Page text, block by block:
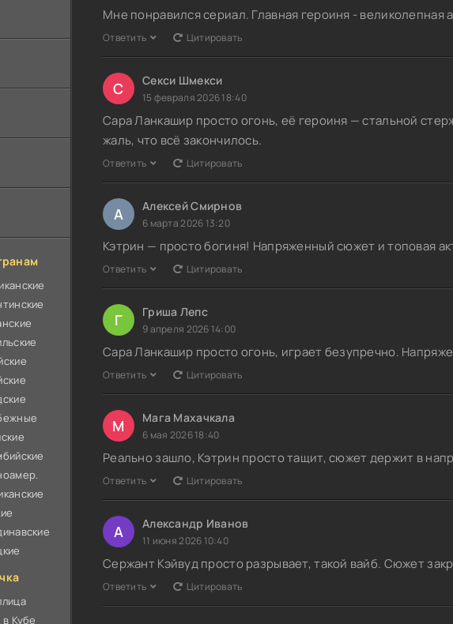
в Кубе
Мне понравился сериал. Главная героиня - великолепная
Ответить Цитировать
С Секси Шмекси
15 февраля 2026 18:40
Сара Ланкашир просто огонь, её героиня — стальной
жаль, что всё закончилось.
Ответить Цитировать
А Алексей Смирнов
6 марта 2026 13:20
Кэтрин — просто богиня! Напряженный сюжет и топовая
Ответить Цитировать
Г Гриша Лепс
9 апреля 2026 14:00
Сара Ланкашир просто огонь, играет безупречно.
Ответить Цитировать
М Мага Махачкала
6 мая 2026 18:40
Реально зашло, Кэтрин просто тащит, сюжет держит в
Ответить Цитировать
А Александр Иванов
11 июня 2026 10:40
Сержант Кэйвуд просто разрывает, такой вайб. Сюжет
Ответить Цитировать